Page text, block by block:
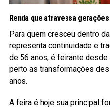
Renda que atravessa gerações
Para quem cresceu dentro
representa continuidade e
de 56 anos, é feirante desde
perto as transformações
anos.
A feira é hoje sua principal